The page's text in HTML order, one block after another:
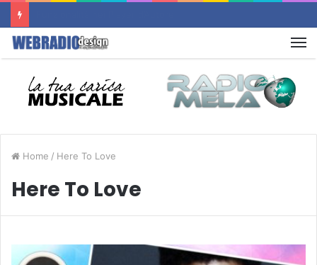
Home / Here To Love
Here To Love